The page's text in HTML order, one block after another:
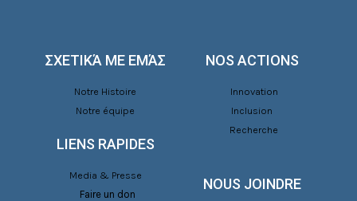
ΣΧΕΤΙΚΆ ΜΕ ΕΜΆΣ
Notre Histoire
Notre équipe
NOS ACTIONS
Innovation
Inclusion
Recherche
LIENS RAPIDES
Media & Presse
Faire un don
NOUS JOINDRE